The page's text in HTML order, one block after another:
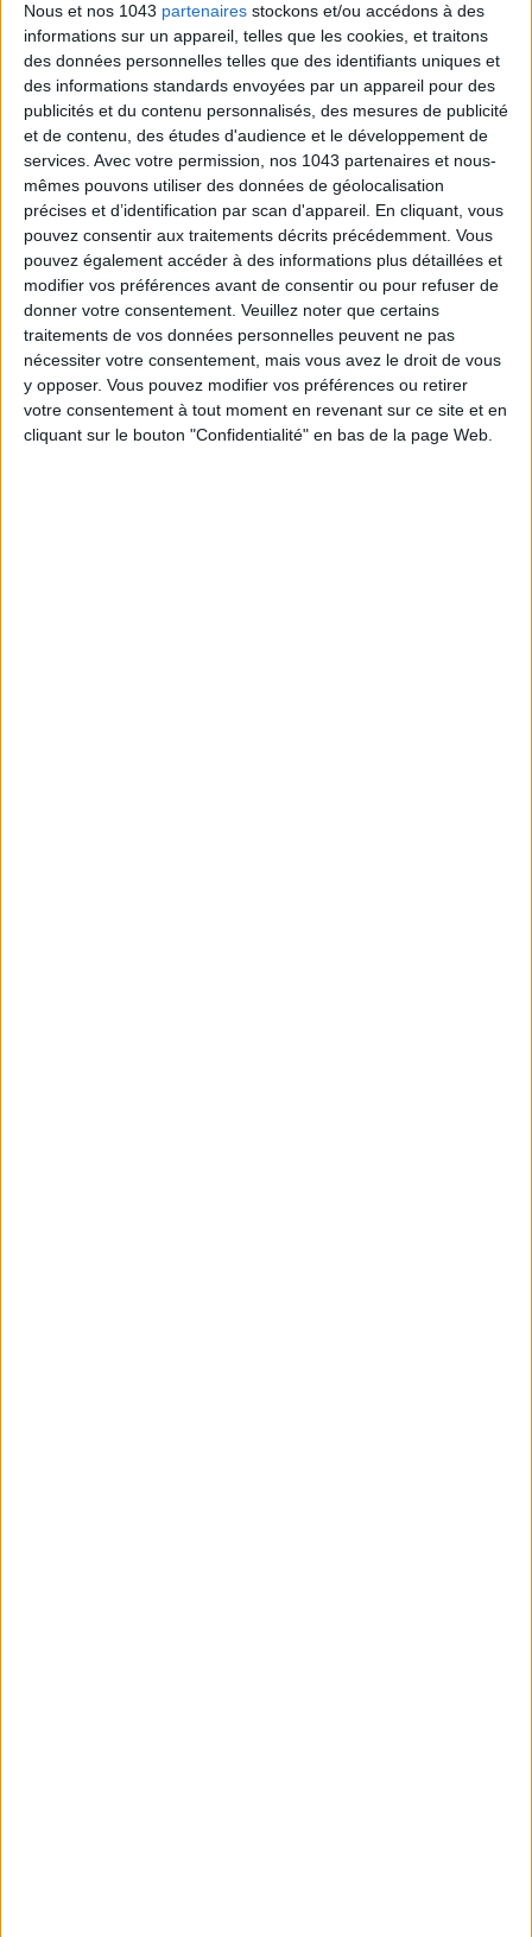
Nous et nos 1043 partenaires stockons et/ou accédons à des
informations sur un appareil, telles que les cookies, et traitons
des données personnelles telles que des identifiants uniques et
des informations standards envoyées par un appareil pour des
publicités et du contenu personnalisés, des mesures de publicité
et de contenu, des études d'audience et le développement de
services. Avec votre permission, nos 1043 partenaires et nous-
mêmes pouvons utiliser des données de géolocalisation
précises et d’identification par scan d'appareil. En cliquant, vous
pouvez consentir aux traitements décrits précédemment. Vous
pouvez également accéder à des informations plus détaillées et
modifier vos préférences avant de consentir ou pour refuser de
donner votre consentement. Veuillez noter que certains
traitements de vos données personnelles peuvent ne pas
nécessiter votre consentement, mais vous avez le droit de vous
y opposer. Vous pouvez modifier vos préférences ou retirer
votre consentement à tout moment en revenant sur ce site et en
cliquant sur le bouton "Confidentialité" en bas de la page Web.
SPF 50 SUNSCREENS YOU'LL ACTUALLY WANT TO SLATHER ON
THE BEST HOTELS FOR A SPA AND GASTRONOMY WEEKEND